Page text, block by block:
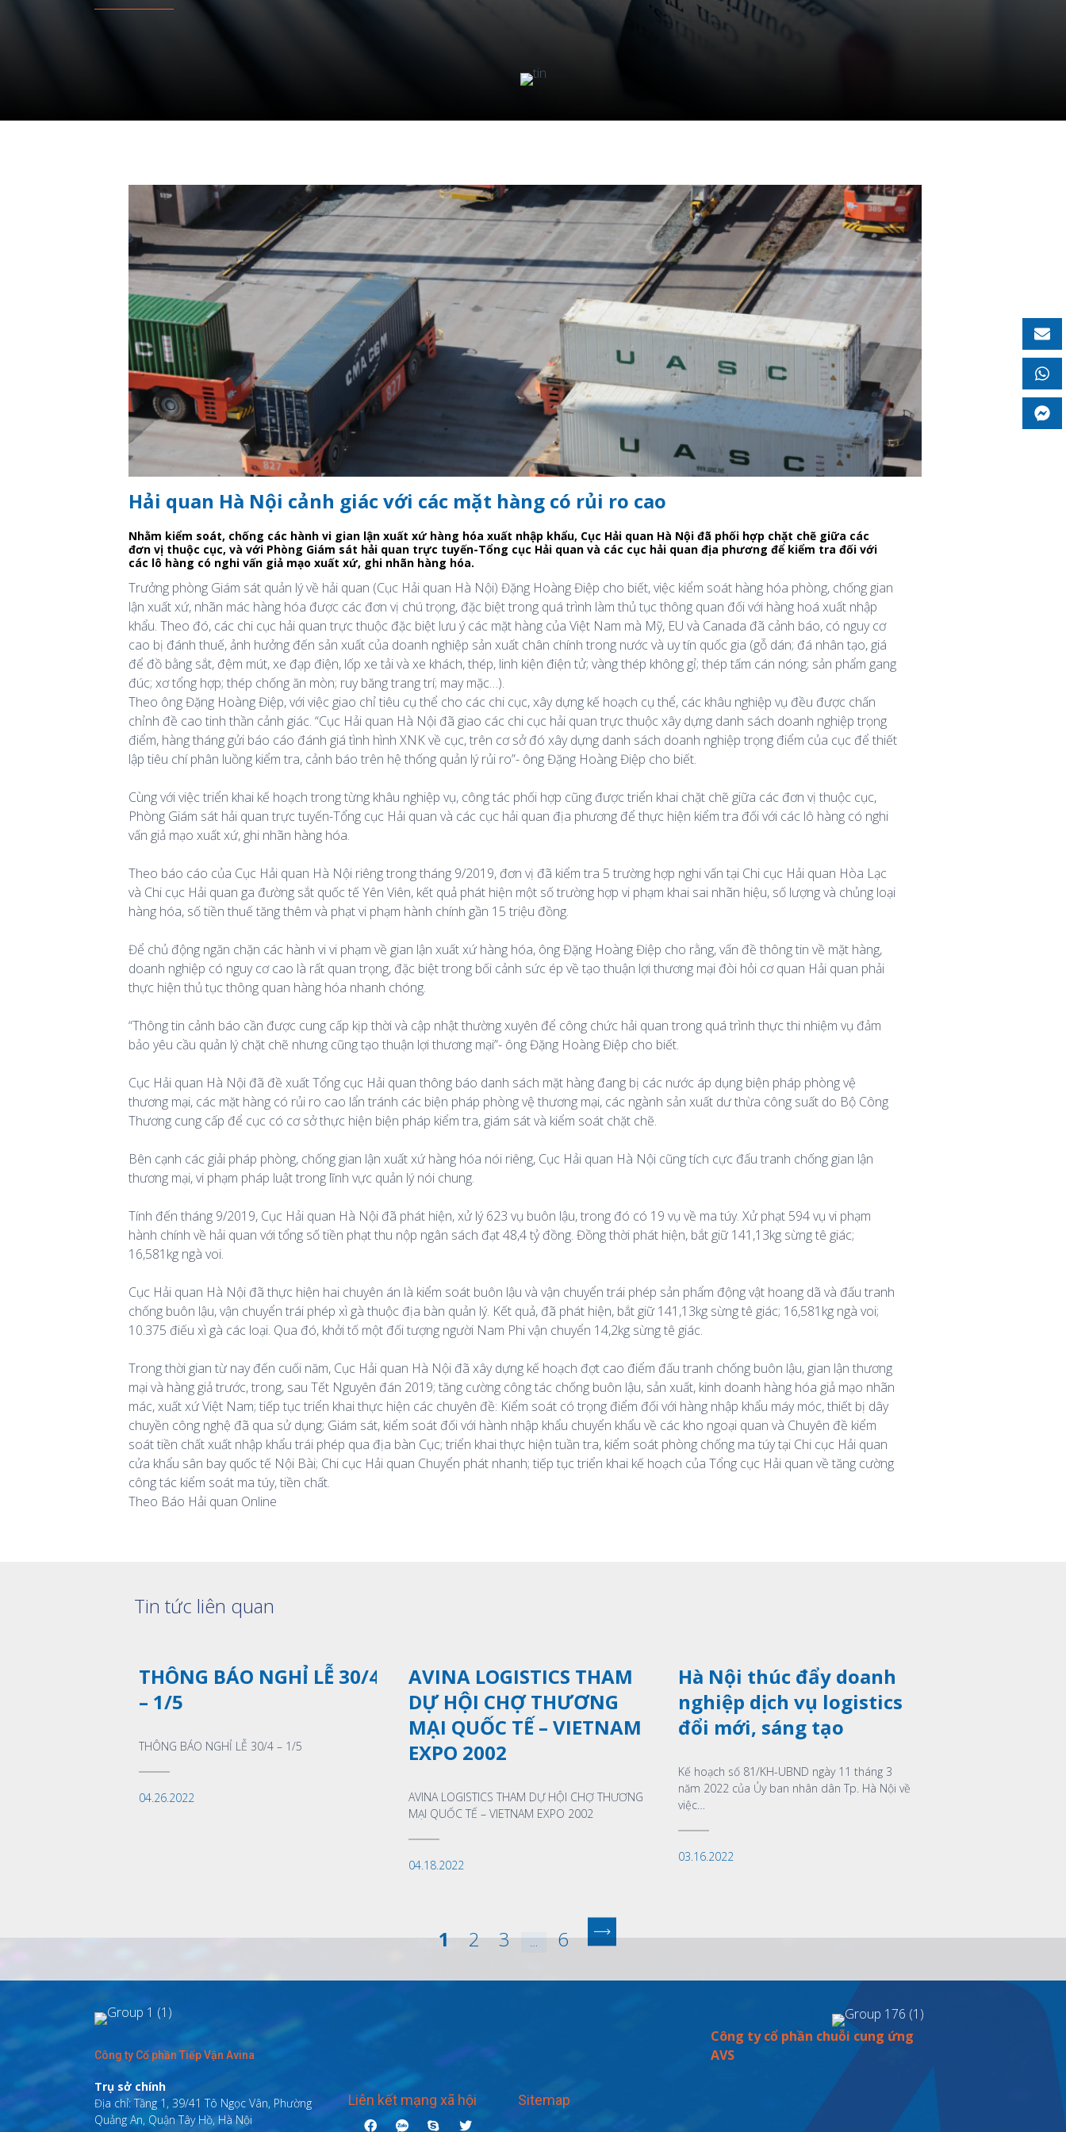
Hải quan Hà Nội cảnh giác với các mặt hàng có rủi ro cao
Nhằm kiểm soát, chống các hành vi gian lận xuất xứ hàng hóa xuất nhập khẩu, Cục Hải quan Hà Nội đã phối hợp chặt chẽ giữa các
đơn vị thuộc cục, và với Phòng Giám sát hải quan trực tuyến-Tổng cục Hải quan và các cục hải quan địa phương để kiểm tra đối với
các lô hàng có nghi vấn giả mạo xuất xứ, ghi nhãn hàng hóa.
Trưởng phòng Giám sát quản lý về hải quan (Cục Hải quan Hà Nội) Đặng Hoàng Điệp cho biết, việc kiểm soát hàng hóa phòng, chống gian
lận xuất xứ, nhãn mác hàng hóa được các đơn vị chú trọng, đặc biệt trong quá trình làm thủ tục thông quan đối với hàng hoá xuất nhập
khẩu. Theo đó, các chi cục hải quan trực thuộc đặc biệt lưu ý các mặt hàng của Việt Nam mà Mỹ, EU và Canada đã cảnh báo, có nguy cơ
cao bị đánh thuế, ảnh hưởng đến sản xuất của doanh nghiệp sản xuất chân chính trong nước và uy tín quốc gia (gỗ dán; đá nhân tạo, giá
để đồ bằng sắt, đệm mút, xe đạp điện, lốp xe tải và xe khách, thép, linh kiện điện tử; vàng thép không gỉ; thép tấm cán nóng; sản phẩm gang
đúc; xơ tổng hợp; thép chống ăn mòn; ruy băng trang trí; may mặc…).
Theo ông Đặng Hoàng Điệp, với việc giao chỉ tiêu cụ thể cho các chi cục, xây dựng kế hoạch cụ thể, các khâu nghiệp vụ đều được chấn
chỉnh đề cao tinh thần cảnh giác. “Cục Hải quan Hà Nội đã giao các chi cục hải quan trực thuộc xây dựng danh sách doanh nghiệp trọng
điểm, hàng tháng gửi báo cáo đánh giá tình hình XNK về cục, trên cơ sở đó xây dựng danh sách doanh nghiệp trọng điểm của cục để thiết
lập tiêu chí phân luồng kiểm tra, cảnh báo trên hệ thống quản lý rủi ro”- ông Đặng Hoàng Điệp cho biết.
Cùng với việc triển khai kế hoạch trong từng khâu nghiệp vụ, công tác phối hợp cũng được triển khai chặt chẽ giữa các đơn vị thuộc cục,
Phòng Giám sát hải quan trực tuyến-Tổng cục Hải quan và các cục hải quan địa phương để thực hiện kiểm tra đối với các lô hàng có nghi
vấn giả mạo xuất xứ, ghi nhãn hàng hóa.
Theo báo cáo của Cục Hải quan Hà Nội riêng trong tháng 9/2019, đơn vị đã kiểm tra 5 trường hợp nghi vấn tại Chi cục Hải quan Hòa Lạc
và Chi cục Hải quan ga đường sắt quốc tế Yên Viên, kết quả phát hiện một số trường hợp vi phạm khai sai nhãn hiệu, số lượng và chủng loại
hàng hóa, số tiền thuế tăng thêm và phạt vi phạm hành chính gần 15 triệu đồng.
Để chủ động ngăn chặn các hành vi vi phạm về gian lận xuất xứ hàng hóa, ông Đặng Hoàng Điệp cho rằng, vấn đề thông tin về mặt hàng,
doanh nghiệp có nguy cơ cao là rất quan trọng, đặc biệt trong bối cảnh sức ép về tạo thuận lợi thương mại đòi hỏi cơ quan Hải quan phải
thực hiện thủ tục thông quan hàng hóa nhanh chóng.
“Thông tin cảnh báo cần được cung cấp kịp thời và cập nhật thường xuyên để công chức hải quan trong quá trình thực thi nhiệm vụ đảm
bảo yêu cầu quản lý chặt chẽ nhưng cũng tạo thuận lợi thương mại”- ông Đặng Hoàng Điệp cho biết.
Cục Hải quan Hà Nội đã đề xuất Tổng cục Hải quan thông báo danh sách mặt hàng đang bị các nước áp dụng biện pháp phòng vệ
thương mại, các mặt hàng có rủi ro cao lẩn tránh các biện pháp phòng vệ thương mại, các ngành sản xuất dư thừa công suất do Bộ Công
Thương cung cấp để cục có cơ sở thực hiện biện pháp kiểm tra, giám sát và kiểm soát chặt chẽ.
Bên cạnh các giải pháp phòng, chống gian lận xuất xứ hàng hóa nói riêng, Cục Hải quan Hà Nội cũng tích cực đấu tranh chống gian lận
thương mại, vi phạm pháp luật trong lĩnh vực quản lý nói chung.
Tính đến tháng 9/2019, Cục Hải quan Hà Nội đã phát hiện, xử lý 623 vụ buôn lậu, trong đó có 19 vụ về ma túy. Xử phạt 594 vụ vi phạm
hành chính về hải quan với tổng số tiền phạt thu nộp ngân sách đạt 48,4 tỷ đồng. Đồng thời phát hiện, bắt giữ 141,13kg sừng tê giác;
16,581kg ngà voi.
Cục Hải quan Hà Nội đã thực hiện hai chuyên án là kiểm soát buôn lậu và vận chuyển trái phép sản phẩm động vật hoang dã và đấu tranh
chống buôn lậu, vận chuyển trái phép xì gà thuộc địa bàn quản lý. Kết quả, đã phát hiện, bắt giữ 141,13kg sừng tê giác; 16,581kg ngà voi;
10.375 điếu xì gà các loại. Qua đó, khởi tố một đối tượng người Nam Phi vận chuyển 14,2kg sừng tê giác.
Trong thời gian từ nay đến cuối năm, Cục Hải quan Hà Nội đã xây dựng kế hoạch đợt cao điểm đấu tranh chống buôn lậu, gian lận thương
mại và hàng giả trước, trong, sau Tết Nguyên đán 2019; tăng cường công tác chống buôn lậu, sản xuất, kinh doanh hàng hóa giả mạo nhãn
mác, xuất xứ Việt Nam; tiếp tục triển khai thực hiện các chuyên đề: Kiểm soát có trọng điểm đối với hàng nhập khẩu máy móc, thiết bị dây
chuyền công nghệ đã qua sử dụng; Giám sát, kiểm soát đối với hành nhập khẩu chuyển khẩu về các kho ngoại quan và Chuyên đề kiểm
soát tiền chất xuất nhập khẩu trái phép qua địa bàn Cục; triển khai thực hiện tuần tra, kiểm soát phòng chống ma túy tại Chi cục Hải quan
cửa khẩu sân bay quốc tế Nội Bài; Chi cục Hải quan Chuyển phát nhanh; tiếp tục triển khai kế hoạch của Tổng cục Hải quan về tăng cường
công tác kiểm soát ma túy, tiền chất.
Theo Báo Hải quan Online
Tin tức liên quan
THÔNG BÁO NGHỈ LỄ 30/4
– 1/5
THÔNG BÁO NGHỈ LỄ 30/4 – 1/5
04.26.2022
AVINA LOGISTICS THAM
DỰ HỘI CHỢ THƯƠNG
MẠI QUỐC TẾ – VIETNAM
EXPO 2002
AVINA LOGISTICS THAM DỰ HỘI CHỢ THƯƠNG
MẠI QUỐC TẾ – VIETNAM EXPO 2002
04.18.2022
Hà Nội thúc đẩy doanh
nghiệp dịch vụ logistics
đổi mới, sáng tạo
Kế hoạch số 81/KH-UBND ngày 11 tháng 3
năm 2022 của Ủy ban nhân dân Tp. Hà Nội về
việc…
03.16.2022
1 2 3 … 6
Công ty Cổ phần Tiếp Vận Avina
Trụ sở chính
Địa chỉ: Tầng 1, 39/41 Tô Ngọc Vân, Phường
Quảng An, Quận Tây Hồ, Hà Nội
Liên kết mạng xã hội Sitemap
Công ty cổ phần chuỗi cung ứng
AVS